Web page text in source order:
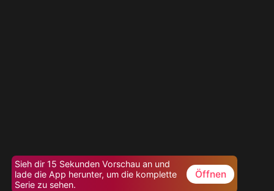
Sieh dir 15 Sekunden Vorschau an und
lade die App herunter, um die komplette
Serie zu sehen.
Öffnen